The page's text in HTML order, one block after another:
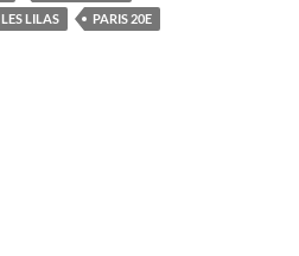
LES LILAS PARIS 20E